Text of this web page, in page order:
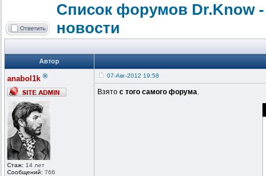
Список форумов Dr.Know
новости
Автор
anabol1k ®
Стаж: 14 лет
Сообщений: 766
07-Авг-2012 19:58
Взято с того самого форума.